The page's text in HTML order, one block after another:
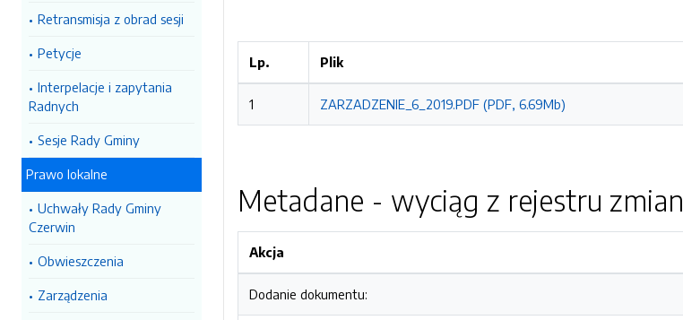
Retransmisja z obrad sesji
Petycje
Interpelacje i zapytania
Radnych
Sesje Rady Gminy
Prawo lokalne
Uchwały Rady Gminy
Czerwin
Obwieszczenia
Zarządzenia
Lp. Plik
1 ZARZADZENIE_6_2019.PDF (PDF, 6.69Mb)
Metadane - wyciąg z rejestru zmian
Akcja
Dodanie dokumentu: